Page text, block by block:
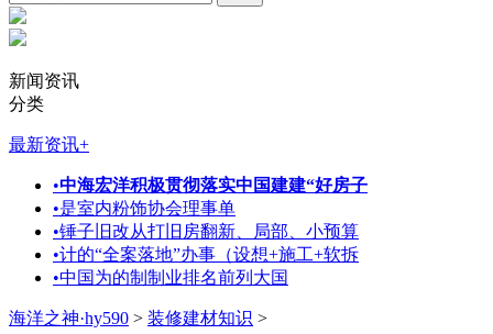
新闻资讯
分类
最新资讯+
•中海宏洋积极贯彻落实中国建建“好房子
•是室内粉饰协会理事单
•锤子旧改从打旧房翻新、局部、小预算
•计的“全案落地”办事（设想+施工+软拆
•中国为的制制业排名前列大国
海洋之神·hy590 > 装修建材知识 >